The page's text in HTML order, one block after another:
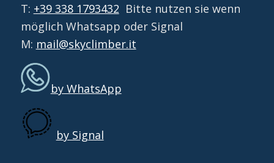
T: +39 338 1793432 Bitte nutzen sie wenn
möglich Whatsapp oder Signal
M: mail@skyclimber.it
by WhatsApp
by Signal